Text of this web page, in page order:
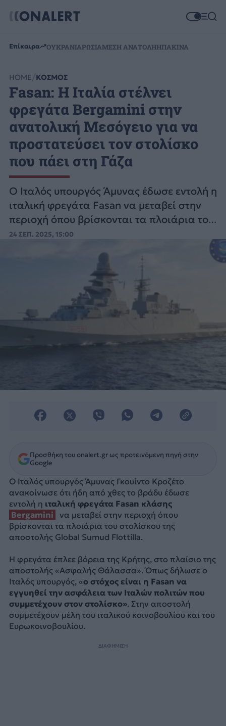
Επίκαιρα ΟΥΚΡΑΝΙΑΡΩΣΙΑΜΕΣΗ ΑΝΑΤΟΛΗΗΠΑΚΙΝΑ
HOME ΚΟΣΜΟΣ
Fasan: Η Ιταλία στέλνει
φρεγάτα Bergamini στην
ανατολική Μεσόγειο για να
προστατεύσει τον στολίσκο
που πάει στη Γάζα
O Ιταλός υπουργός Άμυνας έδωσε εντολή η
ιταλική φρεγάτα Fasan να μεταβεί στην
περιοχή όπου βρίσκονται τα πλοιάρια του
στολίσκου της αποστολής Global Sumud
24 ΣΕΠ. 2025, 15:00
Προσθήκη του onalert.gr ως προτεινόμενη πηγή στην
Google
O Ιταλός υπουργός Άμυνας Γκουίντο Κροζέτο
ανακοίνωσε ότι ήδη από χθες το βράδυ έδωσε
εντολή η ιταλική φρεγάτα Fasan κλάσης
Bergamini
να μεταβεί στην περιοχή όπου
βρίσκονται τα πλοιάρια του στολίσκου της
αποστολής Global Sumud Flottilla.
H φρεγάτα έπλεε βόρεια της Κρήτης, στο πλαίσιο της
αποστολής «Ασφαλής Θάλασσα». Όπως δήλωσε ο
Ιταλός υπουργός, «ο στόχος είναι η Fasan να
εγγυηθεί την ασφάλεια των Ιταλών πολιτών που
συμμετέχουν στον στολίσκο». Στην αποστολή
συμμετέχουν μέλη του ιταλικού κοινοβουλίου και του
Ευρωκοινοβουλίου.
ΔΙΑΦΗΜΙΣΗ